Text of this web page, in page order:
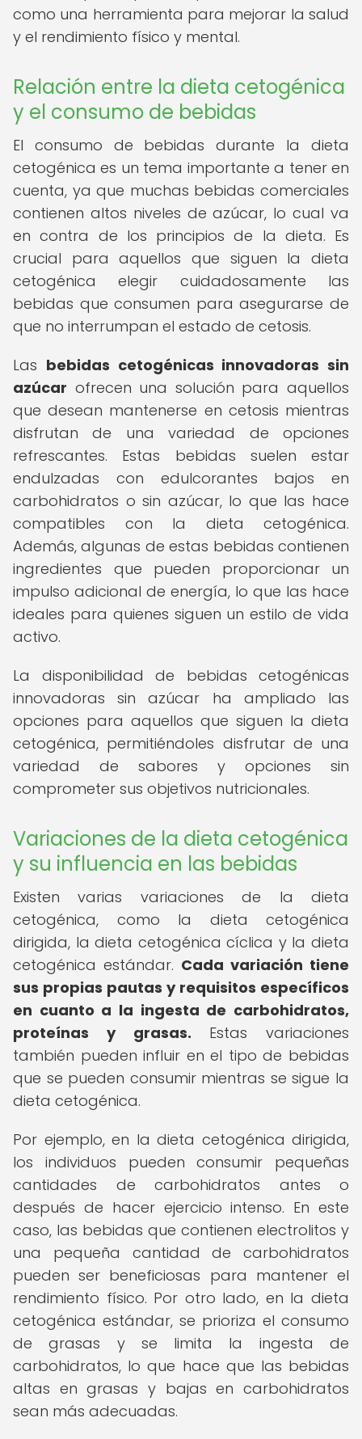
como una herramienta para mejorar la salud
y el rendimiento físico y mental.
Relación entre la dieta cetogénica
y el consumo de bebidas
El consumo de bebidas durante la dieta
cetogénica es un tema importante a tener en
cuenta, ya que muchas bebidas comerciales
contienen altos niveles de azúcar, lo cual va
en contra de los principios de la dieta. Es
crucial para aquellos que siguen la dieta
cetogénica elegir cuidadosamente las
bebidas que consumen para asegurarse de
que no interrumpan el estado de cetosis.
Las bebidas cetogénicas innovadoras sin
azúcar ofrecen una solución para aquellos
que desean mantenerse en cetosis mientras
disfrutan de una variedad de opciones
refrescantes. Estas bebidas suelen estar
endulzadas con edulcorantes bajos en
carbohidratos o sin azúcar, lo que las hace
compatibles con la dieta cetogénica.
Además, algunas de estas bebidas contienen
ingredientes que pueden proporcionar un
impulso adicional de energía, lo que las hace
ideales para quienes siguen un estilo de vida
activo.
La disponibilidad de bebidas cetogénicas
innovadoras sin azúcar ha ampliado las
opciones para aquellos que siguen la dieta
cetogénica, permitiéndoles disfrutar de una
variedad de sabores y opciones sin
comprometer sus objetivos nutricionales.
Variaciones de la dieta cetogénica
y su influencia en las bebidas
Existen varias variaciones de la dieta
cetogénica, como la dieta cetogénica
dirigida, la dieta cetogénica cíclica y la dieta
cetogénica estándar. Cada variación tiene
sus propias pautas y requisitos específicos
en cuanto a la ingesta de carbohidratos,
proteínas y grasas. Estas variaciones
también pueden influir en el tipo de bebidas
que se pueden consumir mientras se sigue la
dieta cetogénica.
Por ejemplo, en la dieta cetogénica dirigida,
los individuos pueden consumir pequeñas
cantidades de carbohidratos antes o
después de hacer ejercicio intenso. En este
caso, las bebidas que contienen electrolitos y
una pequeña cantidad de carbohidratos
pueden ser beneficiosas para mantener el
rendimiento físico. Por otro lado, en la dieta
cetogénica estándar, se prioriza el consumo
de grasas y se limita la ingesta de
carbohidratos, lo que hace que las bebidas
altas en grasas y bajas en carbohidratos
sean más adecuadas.